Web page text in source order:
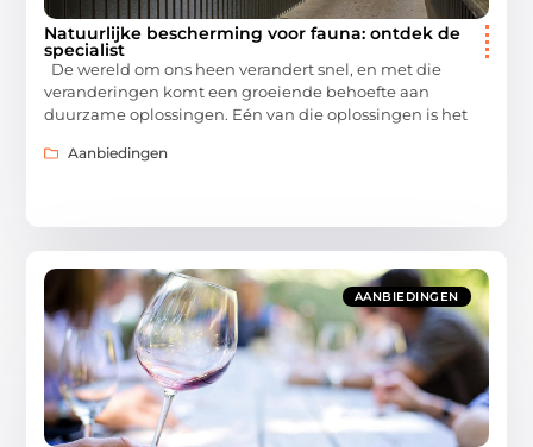
Natuurlijke bescherming voor fauna: ontdek de
specialist
De wereld om ons heen verandert snel, en met die
veranderingen komt een groeiende behoefte aan
duurzame oplossingen. Eén van die oplossingen is het
Aanbiedingen
AANBIEDINGEN